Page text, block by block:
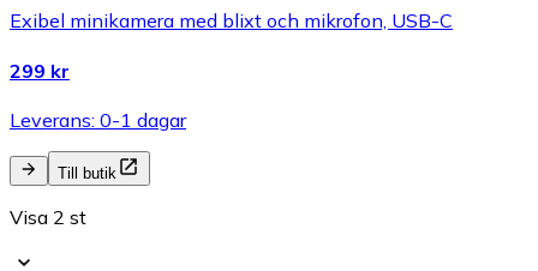
Exibel minikamera med blixt och mikrofon, USB-C
299 kr
Leverans: 0-1 dagar
Till butik
Visa 2 st